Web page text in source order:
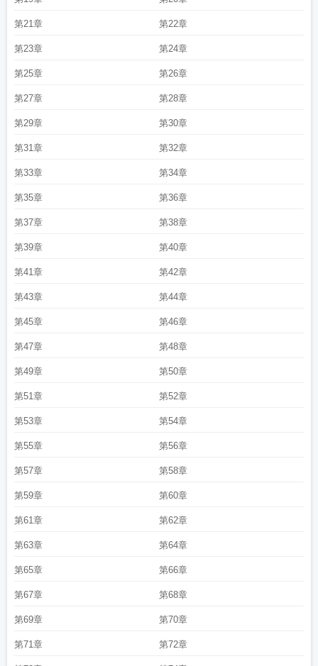
第21章 第22章
第23章 第24章
第25章 第26章
第27章 第28章
第29章 第30章
第31章 第32章
第33章 第34章
第35章 第36章
第37章 第38章
第39章 第40章
第41章 第42章
第43章 第44章
第45章 第46章
第47章 第48章
第49章 第50章
第51章 第52章
第53章 第54章
第55章 第56章
第57章 第58章
第59章 第60章
第61章 第62章
第63章 第64章
第65章 第66章
第67章 第68章
第69章 第70章
第71章 第72章